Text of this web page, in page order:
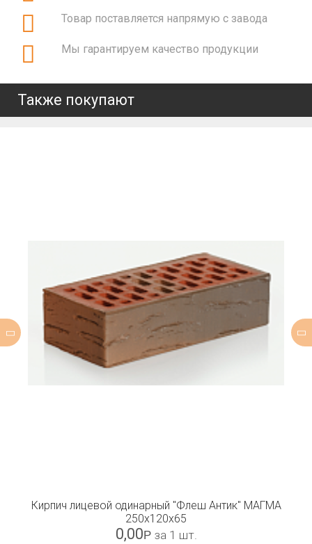
Товар поставляется напрямую с завода
Мы гарантируем качество продукции
Также покупают
Кирпич лицевой одинарный "Флеш Антик" МАГМА
250х120х65
0,00Р за 1 шт.